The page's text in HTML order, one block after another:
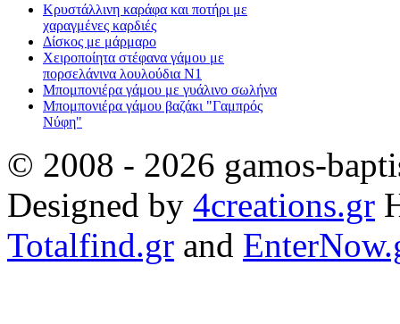
Κρυστάλλινη καράφα και ποτήρι με
χαραγμένες καρδιές
Δίσκος με μάρμαρο
Χειροποίητα στέφανα γάμου με
πορσελάνινα λουλούδια Ν1
Μπομπονιέρα γάμου με γυάλινο σωλήνα
Μπομπονιέρα γάμου βαζάκι "Γαμπρός
Νύφη"
© 2008 - 2026 gamos-
Designed by 4creations.gr
Totalfind.gr and